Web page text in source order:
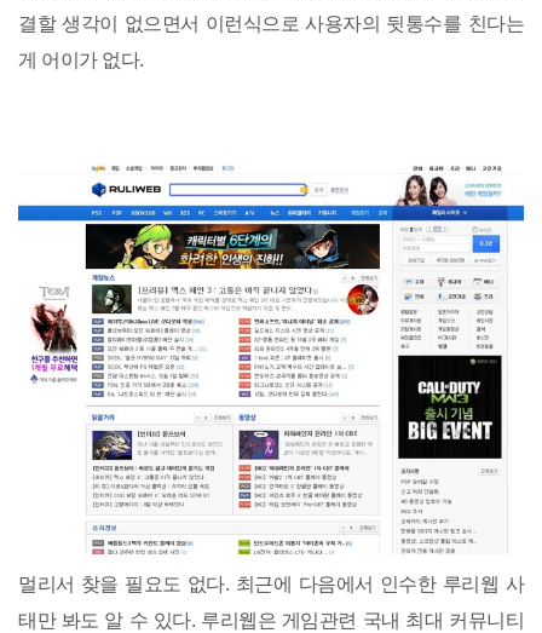
결할 생각이 없으면서 이런식으로 사용자의 뒷통수를 친다는
게 어이가 없다.
멀리서 찾을 필요도 없다. 최근에 다음에서 인수한 루리웹 사
태만 봐도 알 수 있다. 루리웹은 게임관련 국내 최대 커뮤니티